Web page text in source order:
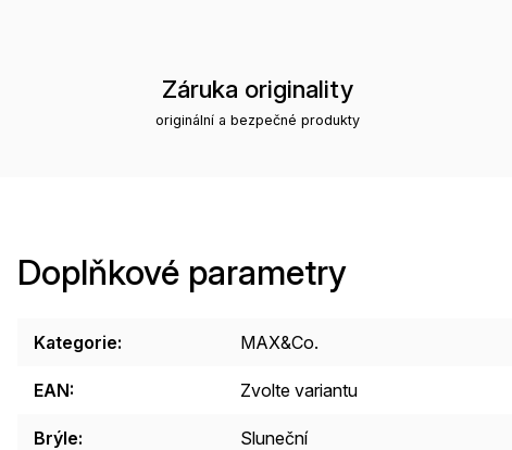
Záruka originality
originální a bezpečné produkty
Doplňkové parametry
Kategorie: MAX&Co.
EAN: Zvolte variantu
Brýle: Sluneční